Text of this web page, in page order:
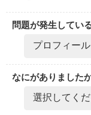
問題が発生してい
なにがありました